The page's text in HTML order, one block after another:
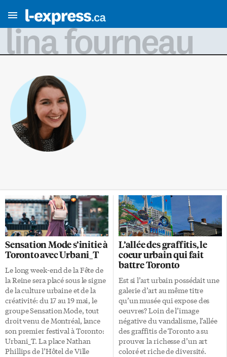
lina fourneau
Sensation Mode s’initie à
Toronto avec Urbani_T
Le long week-end de la Fête de
la Reine sera placé sous le signe
de la culture urbaine et de la
créativité: du 17 au 19 mai, le
groupe Sensation Mode, tout
droit venu de Montréal, lance
son premier festival à Toronto:
Urbani_T. La place Nathan
Phillips de l’Hôtel de Ville
L’allée des graffitis, le
coeur urbain qui fait
battre Toronto
Est si l’art urbain possédait une
galerie d’art au même titre
qu’un musée qui expose des
oeuvres? Loin de l’image
négative du vandalisme, l’allée
des graffitis de Toronto a su
prouver la richesse d’un art
coloré et riche de diversité.